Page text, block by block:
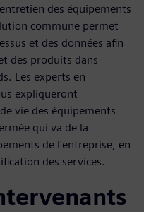
des équipements
commune permet
et des données afin
des produits dans
Les experts en
expliqueront
vie des équipements
qui va de la
de l'entreprise, en
des services.